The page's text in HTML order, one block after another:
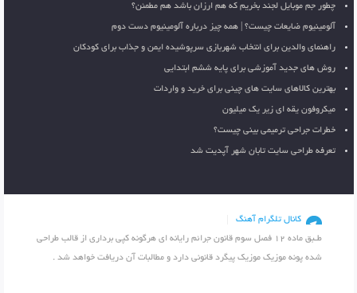
چطور جم موبایل لجند بخریم که هم ارزان باشد هم مطمئن؟
آلومینیوم ضایعات چیست؟ | همه چیز درباره آلومینیوم دست دوم
راهنمای والدین برای انتخاب شهربازی سرپوشیده ایمن و جذاب برای کودکان
روش های جدید آموزشی برای پایه ششم ابتدایی
بهترین کالاهای سایت های چینی برای خرید و واردات
میکروفون یقه ای زیر یک میلیون
خطرات جراحی ترمیمی بینی چیست؟
تعرفه طراحی سایت تابان شهر آپدیت شد
کانال تلگرام آهنگ
طـبق ماده 12 فصل سوم قانون جرائم رایانه ای هرگونه کپی برداری از قالب طراحی
شده پونه موزیک موزیک پیگرد قانونی دارد و مطالبات آن دریافت خواهد شد .